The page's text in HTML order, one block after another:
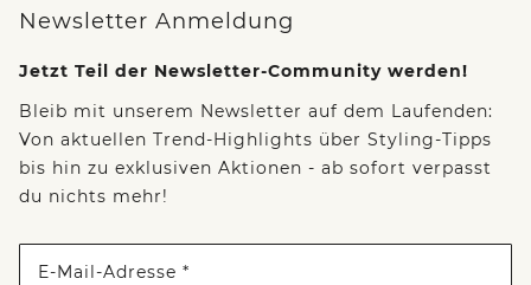
Newsletter Anmeldung
Jetzt Teil der Newsletter-Community werden!
Bleib mit unserem Newsletter auf dem Laufenden:
Von aktuellen Trend-Highlights über Styling-Tipps
bis hin zu exklusiven Aktionen - ab sofort verpasst
du nichts mehr!
E-Mail-Adresse *